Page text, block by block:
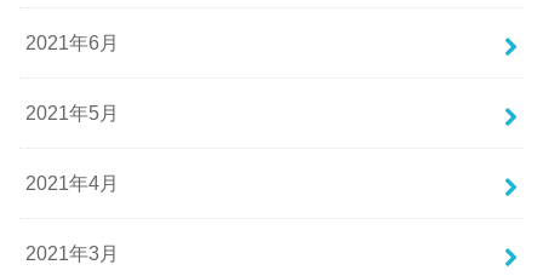
2021年6月
2021年5月
2021年4月
2021年3月